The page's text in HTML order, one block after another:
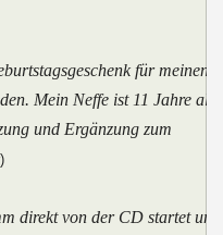
für meinen
Mein Neffe ist 11 Jahre alt
und Ergänzung zum
direkt von der CD startet und